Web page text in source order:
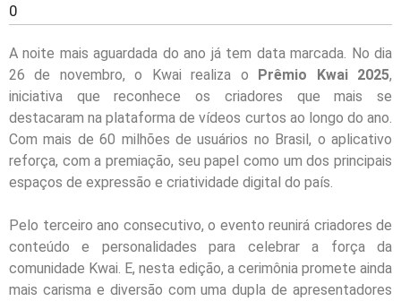
A noite mais aguardada do ano já tem data marcada. No dia
26 de novembro, o Kwai realiza o Prêmio Kwai 2025,
iniciativa que reconhece os criadores que mais se
destacaram na plataforma de vídeos curtos ao longo do ano.
Com mais de 60 milhões de usuários no Brasil, o aplicativo
reforça, com a premiação, seu papel como um dos principais
espaços de expressão e criatividade digital do país.
Pelo terceiro ano consecutivo, o evento reunirá criadores de
conteúdo e personalidades para celebrar a força da
comunidade Kwai. E, nesta edição, a cerimônia promete ainda
mais carisma e diversão com uma dupla de apresentadores